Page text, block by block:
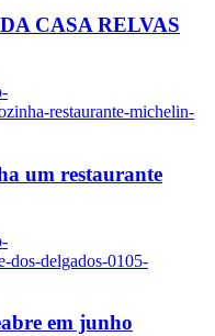
CASA RELVAS
restaurante-michelin-
um restaurante
dos-delgados-0105-
em junho